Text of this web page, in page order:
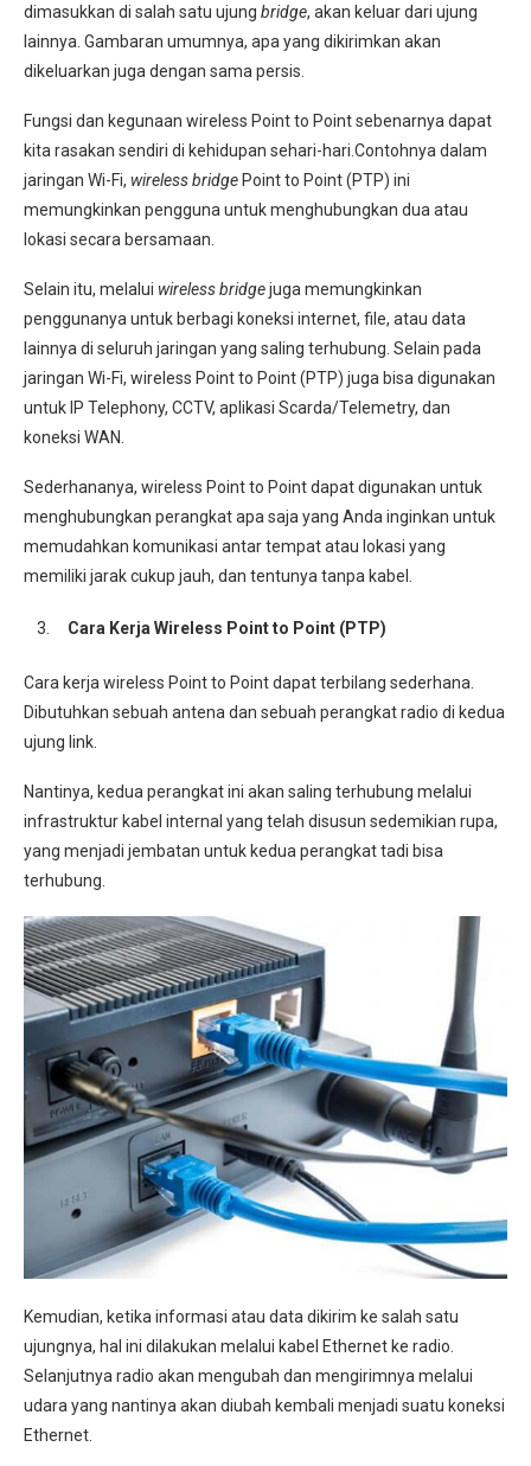
dimasukkan di salah satu ujung bridge, akan keluar dari ujung
lainnya. Gambaran umumnya, apa yang dikirimkan akan
dikeluarkan juga dengan sama persis.
Fungsi dan kegunaan wireless Point to Point sebenarnya dapat
kita rasakan sendiri di kehidupan sehari-hari.Contohnya dalam
jaringan Wi-Fi, wireless bridgePoint to Point (PTP) ini
memungkinkan pengguna untuk menghubungkan dua atau
lokasi secara bersamaan.
Selain itu, melalui wireless bridgejuga memungkinkan
penggunanya untuk berbagi koneksi internet, file, atau data
lainnya di seluruh jaringan yang saling terhubung. Selain pada
jaringan Wi-Fi, wireless Point to Point (PTP) juga bisa digunakan
untuk IP Telephony, CCTV, aplikasi Scarda/Telemetry, dan
koneksi WAN.
Sederhananya, wireless Point to Point dapat digunakan untuk
menghubungkan perangkat apa saja yang Anda inginkan untuk
memudahkan komunikasi antar tempat atau lokasi yang
memiliki jarak cukup jauh, dan tentunya tanpa kabel.
Cara Kerja Wireless Point to Point (PTP)
Cara kerja wireless Point to Point dapat terbilang sederhana.
Dibutuhkan sebuah antena dan sebuah perangkat radio di kedua
ujung link.
Nantinya, kedua perangkat ini akan saling terhubung melalui
infrastruktur kabel internal yang telah disusun sedemikian rupa,
yang menjadi jembatan untuk kedua perangkat tadi bisa
terhubung.
Kemudian, ketika informasi atau data dikirim ke salah satu
ujungnya, hal ini dilakukan melalui kabel Ethernet ke radio.
Selanjutnya radio akan mengubah dan mengirimnya melalui
udara yang nantinya akan diubah kembali menjadi suatu koneksi
Ethernet.